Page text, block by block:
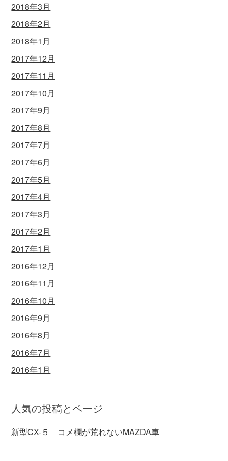
2018年3月
2018年2月
2018年1月
2017年12月
2017年11月
2017年10月
2017年9月
2017年8月
2017年7月
2017年6月
2017年5月
2017年4月
2017年3月
2017年2月
2017年1月
2016年12月
2016年11月
2016年10月
2016年9月
2016年8月
2016年7月
2016年1月
人気の投稿とページ
新型CX-５ コメ欄が荒れないMAZDA車